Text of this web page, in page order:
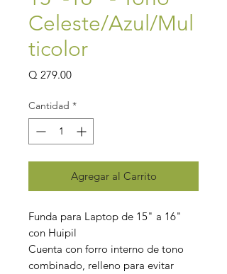
Celeste/Azul/Mul
ticolor
Q 279.00Precio
Cantidad *
Agregar al Carrito
Funda para Laptop de 15" a 16"
con Huipil
Cuenta con forro interno de tono
combinado, relleno para evitar